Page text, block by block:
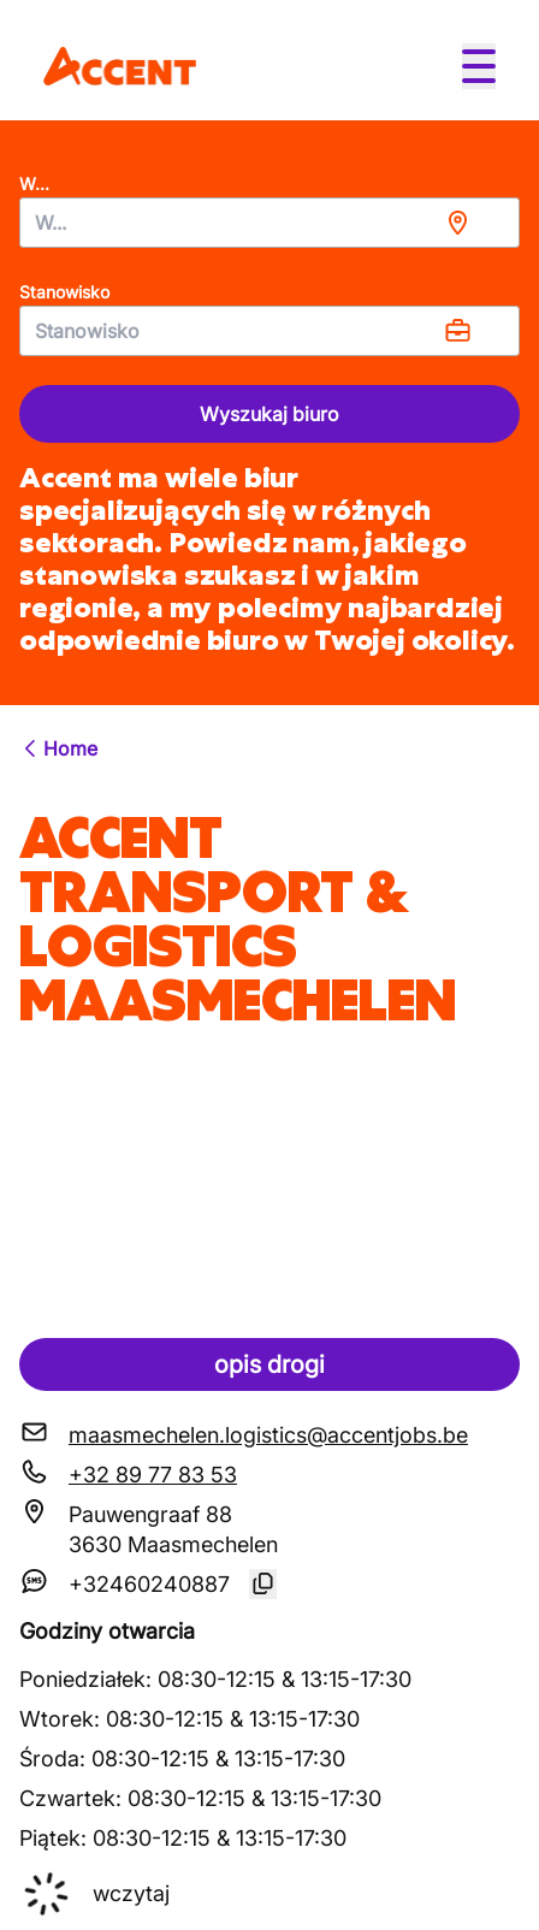
W...
Stanowisko
Wyszukaj biuro
Accent ma wiele biur
specjalizujących się w różnych
sektorach. Powiedz nam, jakiego
stanowiska szukasz i w jakim
regionie, a my polecimy najbardziej
odpowiednie biuro w Twojej okolicy.
Home
ACCENT
TRANSPORT &
LOGISTICS
MAASMECHELEN
opis drogi
maasmechelen.logistics@accentjobs.be
+32 89 77 83 53
Pauwengraaf 88
3630 Maasmechelen
+32460240887
Godziny otwarcia
Poniedziałek: 08:30-12:15 & 13:15-17:30
Wtorek: 08:30-12:15 & 13:15-17:30
Środa: 08:30-12:15 & 13:15-17:30
Czwartek: 08:30-12:15 & 13:15-17:30
Piątek: 08:30-12:15 & 13:15-17:30
wczytaj